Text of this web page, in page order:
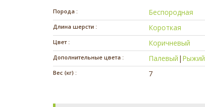
Порода : Беспородная
Длина шерсти : Короткая
Цвет : Коричневый
Дополнительные цвета : Палевый | Рыжий
Вес (кг) : 7